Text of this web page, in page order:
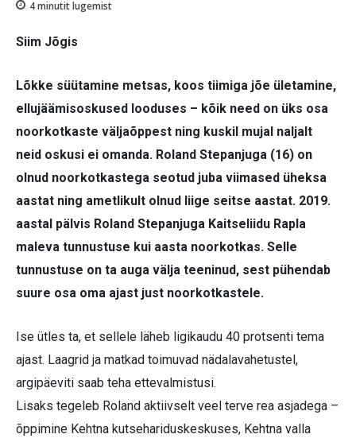
4minutit lugemist
Siim Jõgis
Lõkke süütamine metsas, koos tiimiga jõe ületamine,
ellujäämisoskused looduses – kõik need on üks osa
noorkotkaste väljaõppest ning kuskil mujal naljalt
neid oskusi ei omanda. Roland Stepanjuga (16) on
olnud noorkotkastega seotud juba viimased üheksa
aastat ning ametlikult olnud liige seitse aastat. 2019.
aastal pälvis Roland Stepanjuga Kaitseliidu Rapla
maleva tunnustuse kui aasta noorkotkas. Selle
tunnustuse on ta auga välja teeninud, sest pühendab
suure osa oma ajast just noorkotkastele.
Ise ütles ta, et sellele läheb ligikaudu 40 protsenti tema
ajast. Laagrid ja matkad toimuvad nädalavahetustel,
argipäeviti saab teha ettevalmistusi.
Lisaks tegeleb Roland aktiivselt veel terve rea asjadega –
õppimine Kehtna kutsehariduskeskuses, Kehtna valla